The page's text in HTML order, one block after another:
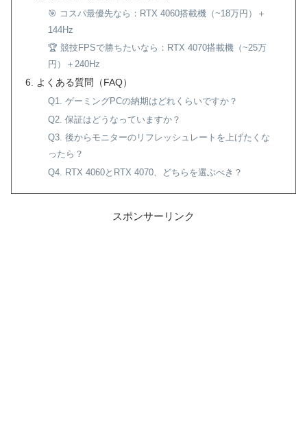
🎯 コスパ最優先なら：RTX 4060搭載機（~18万円）＋
144Hz
🏆 競技FPSで勝ちたいなら：RTX 4070搭載機（~25万
円）＋240Hz
よくある質問（FAQ）
Q1. ゲーミングPCの納期はどれくらいですか？
Q2. 保証はどうなっていますか？
Q3. 後からモニターのリフレッシュレートを上げたくな
ったら？
Q4. RTX 4060とRTX 4070、どちらを選ぶべき？
スポンサーリンク